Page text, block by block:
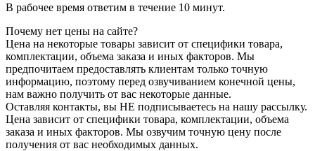
В рабочее время ответим в течение 10 минут.
Почему нет цены на сайте?
Цена на некоторые товары зависит от специфики товара,
комплектации, объема заказа и иных факторов. Мы
предпочитаем предоставлять клиентам только точную
информацию, поэтому перед озвучиванием конечной цены,
нам важно получить от вас некоторые данные.
Оставляя контакты, вы НЕ подписываетесь на нашу рассылку.
Цена зависит от специфики товара, комплектации, объема
заказа и иных факторов. Мы озвучим точную цену после
получения от вас необходимых данных.